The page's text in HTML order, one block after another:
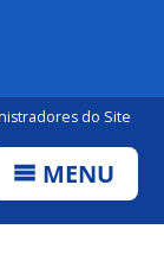
do Site
MENU